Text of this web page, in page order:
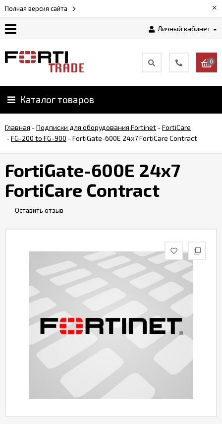
Полная версия сайта ×
Личный кабинет
Как
Доставка
и
оплата
0
Каталог товаров
Главная -Подписки для оборудования Fortinet -FortiCare
-FG-200 to FG-900 -FortiGate-600E 24x7 FortiCare Contract
FortiGate-600E 24x7
FortiCare Contract
Оставить отзыв